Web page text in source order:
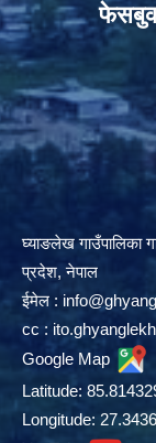
घ्याङलेख गाउँपालिका
प्रदेश, नेपाल
ईमेल :
cc :
Google Map
Latitude:
Longitude: